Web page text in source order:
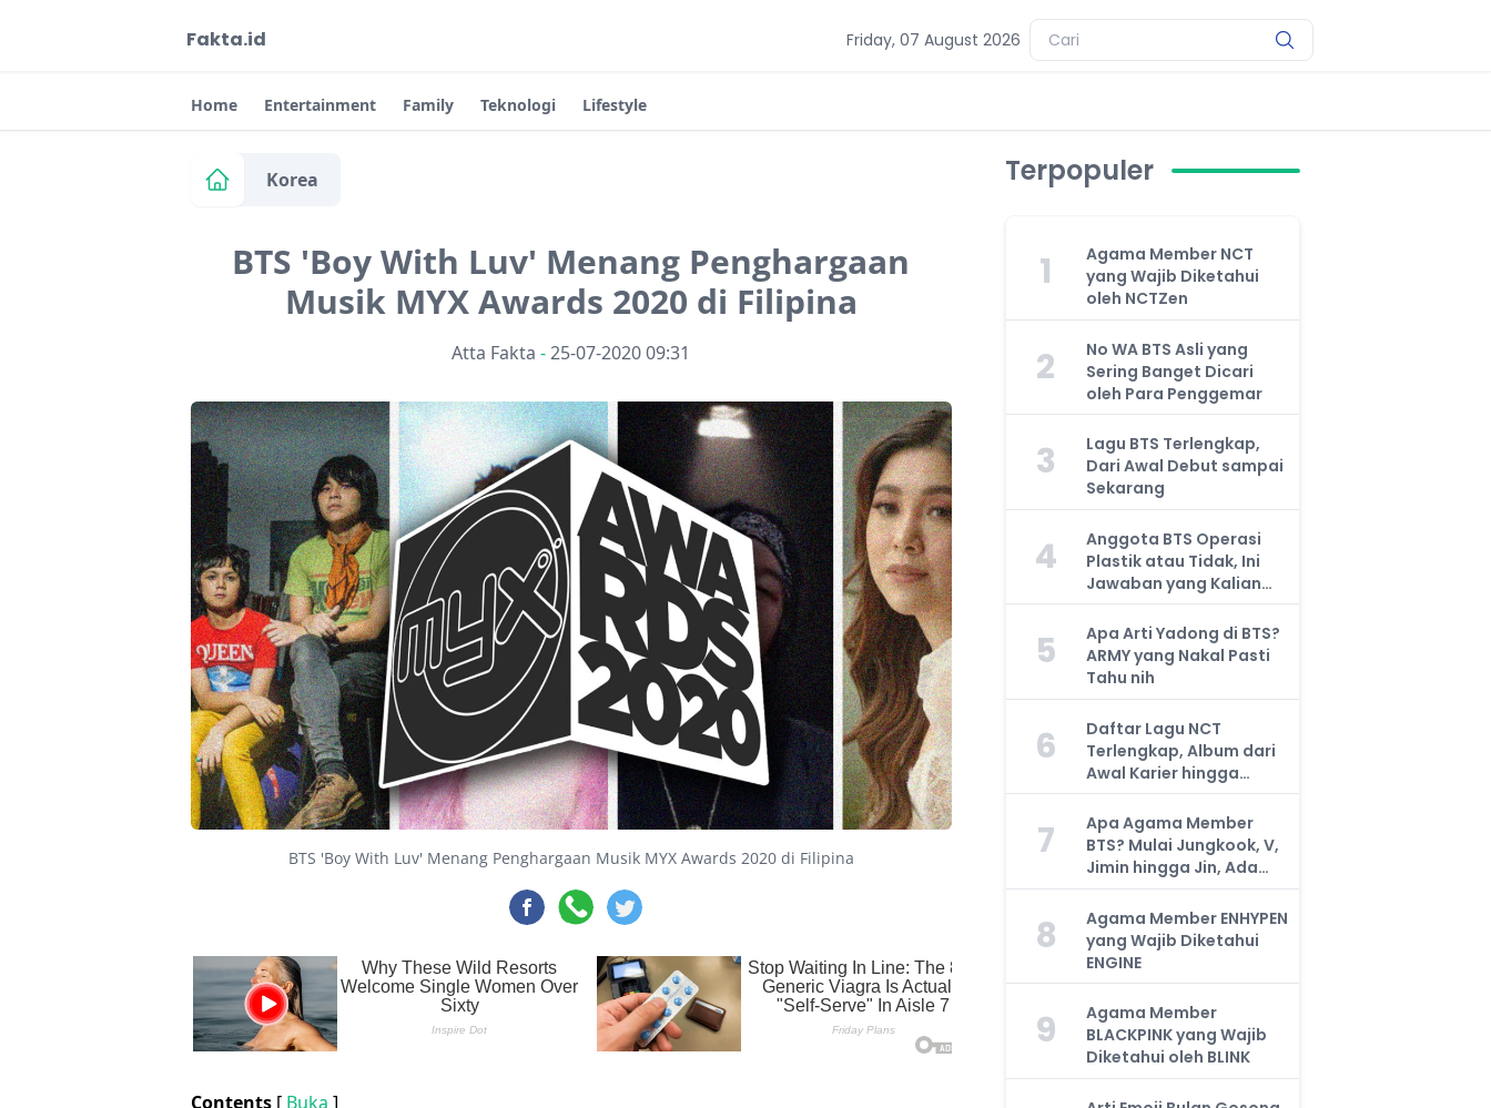
Fakta.id Friday, 07 August 2026
Home Entertainment Family Teknologi Lifestyle
Korea
BTS 'Boy With Luv' Menang Penghargaan
Musik MYX Awards 2020 di Filipina
Atta Fakta -25-07-2020 09:31
BTS 'Boy With Luv' Menang Penghargaan Musik MYX Awards 2020 di Filipina
Contents [ Buka ]
Terpopuler
1
Agama Member NCT
yang Wajib Diketahui
oleh NCTZen
2
No WA BTS Asli yang
Sering Banget Dicari
oleh Para Penggemar
3
Lagu BTS Terlengkap,
Dari Awal Debut sampai
Sekarang
4
Anggota BTS Operasi
Plastik atau Tidak, Ini
Jawaban yang Kalian
Cari
5
Apa Arti Yadong di BTS?
ARMY yang Nakal Pasti
Tahu nih
6
Daftar Lagu NCT
Terlengkap, Album dari
Awal Karier hingga
Sekarang
7
Apa Agama Member
BTS? Mulai Jungkook, V,
Jimin hingga Jin, Ada
yang Atheis
8
Agama Member ENHYPEN
yang Wajib Diketahui
ENGINE
9
Agama Member
BLACKPINK yang Wajib
Diketahui oleh BLINK